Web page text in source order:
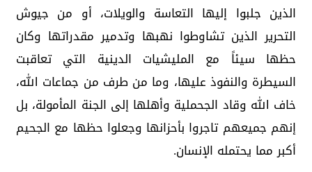
الذين جلبوا إليها التعاسة والويلات، أو من جيوش
التحرير الذين تشاوطوا نهبها وتدمير مقدراتها وكان
حظها سيئاً مع المليشيات الدينية التي تعاقبت
السيطرة والنفوذ عليها، وما من طرف من جماعات الله،
خاف الله وقاد الجحملية وأهلها إلى الجنة المأمولة، بل
إنهم جميعهم تاجروا بأحزانها وجعلوا حظها مع الجحيم
أكبر مما يحتمله الإنسان.